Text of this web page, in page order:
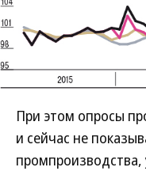
При этом опросы
и сейчас не
промпроизводства,